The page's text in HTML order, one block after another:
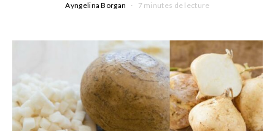
Ayngelina Borgan 7 minutes de lecture